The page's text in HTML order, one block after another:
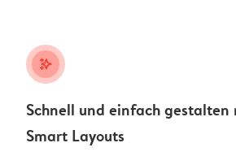
stars_plus
Schnell und einfach gestalten
Smart Layouts